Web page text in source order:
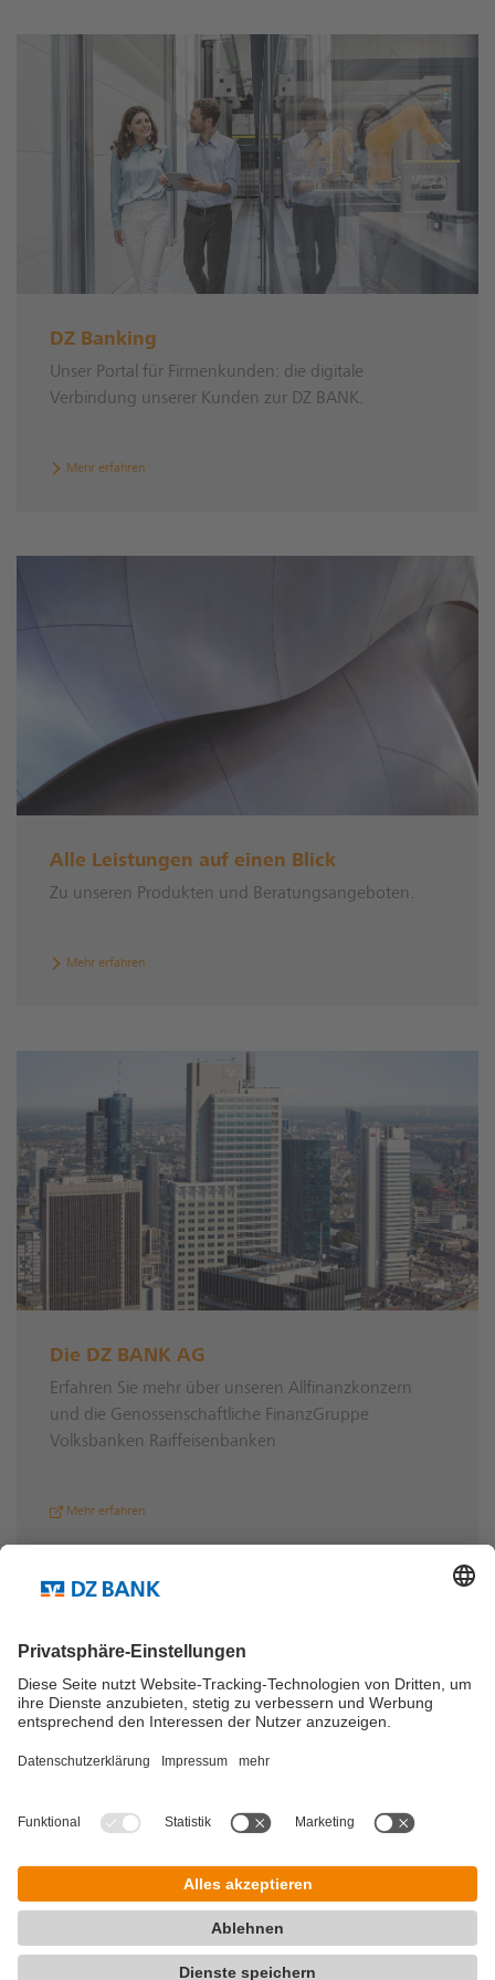
DZ Banking
Unser Portal für Firmenkunden: die digitale
Verbindung unserer Kunden zur DZ BANK.
Mehr erfahren
Alle Leistungen auf einen Blick
Zu unseren Produkten und Beratungsangeboten.
Mehr erfahren
Die DZ BANK AG
Erfahren Sie mehr über unseren Allfinanzkonzern
und die Genossenschaftliche FinanzGruppe
Volksbanken Raiffeisenbanken
Mehr erfahren
Teilen via...
Mehr über die DZ BANK
Presse
Kontakt